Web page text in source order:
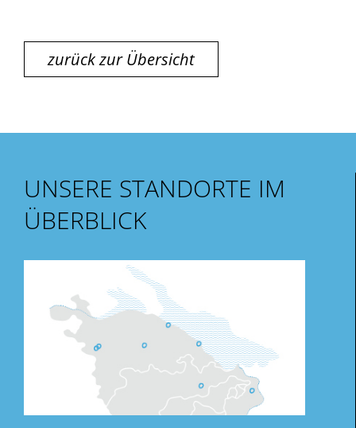
zurück zur Übersicht
UNSERE STANDORTE IM
ÜBERBLICK